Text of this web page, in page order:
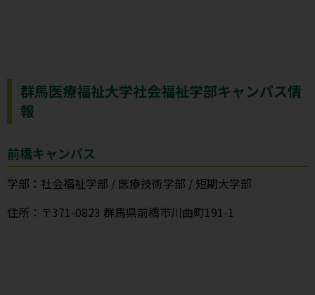
群馬医療福祉大学社会福祉学部キャンパス情
報
前橋キャンパス
学部：社会福祉学部 / 医療技術学部 / 短期大学部
住所：〒371-0823 群馬県前橋市川曲町191-1